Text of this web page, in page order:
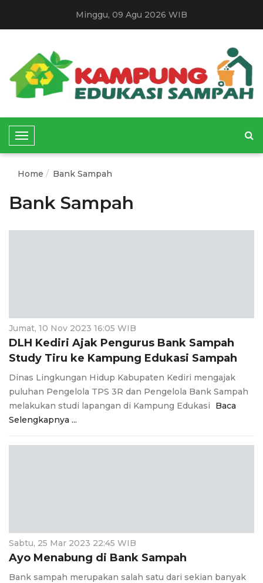
Minggu, 09 Agu 2026 WIB
T
o
g
e
i
n
Home Bank Sampah
Bank Sampah
Jumat, 10 Nov 2023 16:05 WIB
DLH Kediri Ajak Pengurus Bank Sampah
Study Tiru ke Kampung Edukasi Sampah
Dinas Lingkungan Hidup Kabupaten Kediri mengajak
puluhan Pengelola TPS 3R dan Pengelola Bank Sampah
melakukan studi lapangan di Kampung Edukasi
Baca
Selengkapnya ...
Sabtu, 25 Mar 2023 22:45 WIB
Ayo Menabung di Bank Sampah
Bank sampah merupakan salah satu dari sekian banyak